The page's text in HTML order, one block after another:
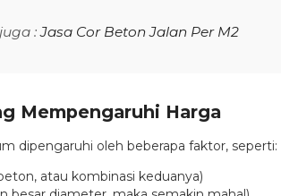
:Jasa Cor Beton Jalan Per M2
Mempengaruhi Harga
dipengaruhi oleh beberapa faktor, seperti:
atau kombinasi keduanya)